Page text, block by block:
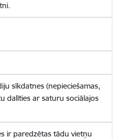
sīkdatnes (nepieciešamas,
dalīties ar saturu sociālajos
ir paredzētas tādu vietņu